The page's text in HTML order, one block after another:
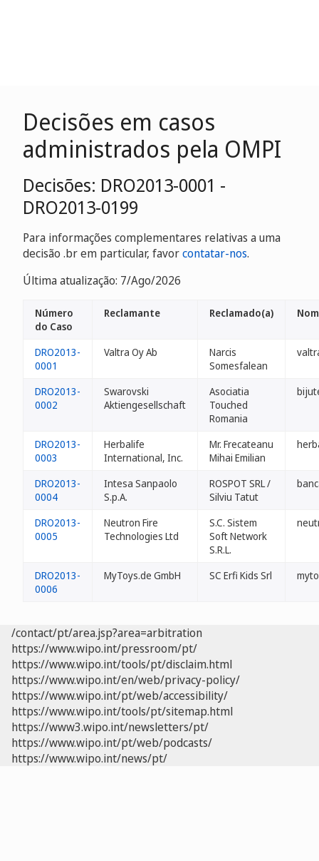
Decisões em casos
administrados pela OMPI
Decisões: DRO2013-0001 -
DRO2013-0199
Para informações complementares relativas a uma
decisão .br em particular, favorcontatar-nos.
Última atualização: 7/Ago/2026
Número
do Caso
Reclamante Reclamado(a)
DRO2013-
0001
Valtra Oy Ab
Narcis
Somesfalean
DRO2013-
0002
Swarovski
Aktiengesellschaft
Asociatia
Touched
Romania
DRO2013-
0003
Herbalife
International, Inc.
Mr. Frecateanu
Mihai Emilian
DRO2013-
0004
Intesa Sanpaolo
S.p.A.
ROSPOT SRL /
Silviu Tatut
DRO2013-
0005
Neutron Fire
Technologies Ltd
S.C. Sistem
Soft Network
S.R.L.
DRO2013-
0006
MyToys.de GmbH SC Erfi Kids Srl
/contact/pt/area.jsp?area=arbitration
https://www.wipo.int/pressroom/pt/
https://www.wipo.int/tools/pt/disclaim.html
https://www.wipo.int/en/web/privacy-policy/
https://www.wipo.int/pt/web/accessibility/
https://www.wipo.int/tools/pt/sitemap.html
https://www3.wipo.int/newsletters/pt/
https://www.wipo.int/pt/web/podcasts/
https://www.wipo.int/news/pt/